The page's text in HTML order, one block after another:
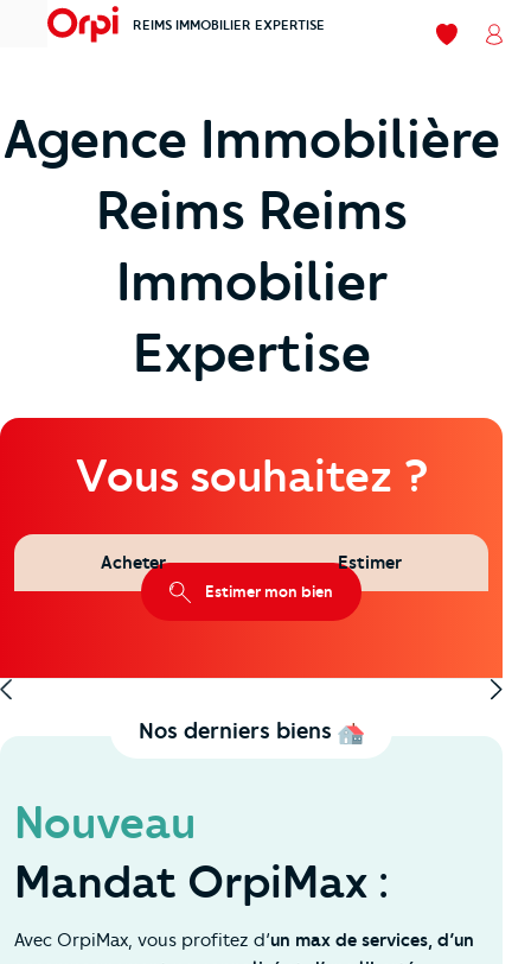
menu REIMS IMMOBILIER EXPERTISE Mes
Agence Immobilière
Reims Reims
Immobilier
Expertise
Vous souhaitez ?
Acheter Estimer
Estimer mon bien
Nos derniers biens
À Vendre
Appartement 2 pièces 42 m2
Nouveau
Mandat OrpiMax :
Avec OrpiMax, vous profitez d’un max de services, d’un